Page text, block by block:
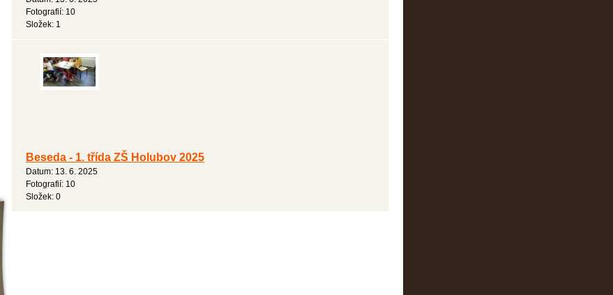
Fotografií: 10
Složek: 1
Beseda - 1. třída ZŠ Holubov 2025
Datum: 13. 6. 2025
Fotografií: 10
Složek: 0